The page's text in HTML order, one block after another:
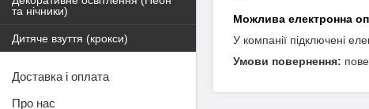
У компанії підключені
та нічники)
Дитяче взуття (крокси)
Доставка і оплата
Про нас